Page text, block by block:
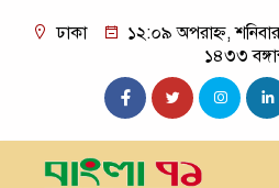
ঢাকা
১২:০৯ অপরাহ্ন,
১৪৩৩